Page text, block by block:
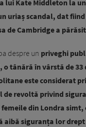
lui Kate Middleton la
uriaș scandal, dat
de Cambridge a
despre un priveghi
o tânără în vârstă de
este considerat
de revoltă privind
din Londra simt,
aibă siguranța lor